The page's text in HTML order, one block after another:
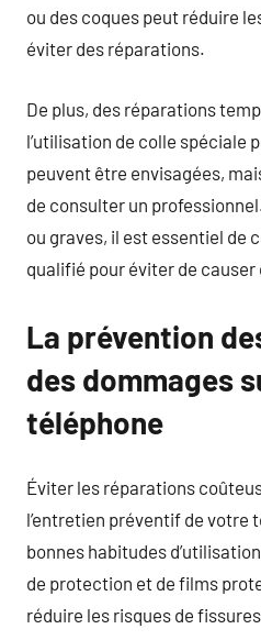
ou des coques peut réduire
éviter des réparations.
De plus, des réparations
l’utilisation de colle spéciale
peuvent être envisagées,
de consulter un
ou graves, il est essentiel de
qualifié pour éviter de
La prévention
des dommages
téléphone
Éviter les réparations
l’entretien préventif de votre
bonnes habitudes
de protection et de films
réduire les risques de